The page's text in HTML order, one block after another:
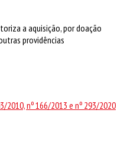
a aquisição, por doação
providências
2010, nº 166/2013 e nº 293/2020